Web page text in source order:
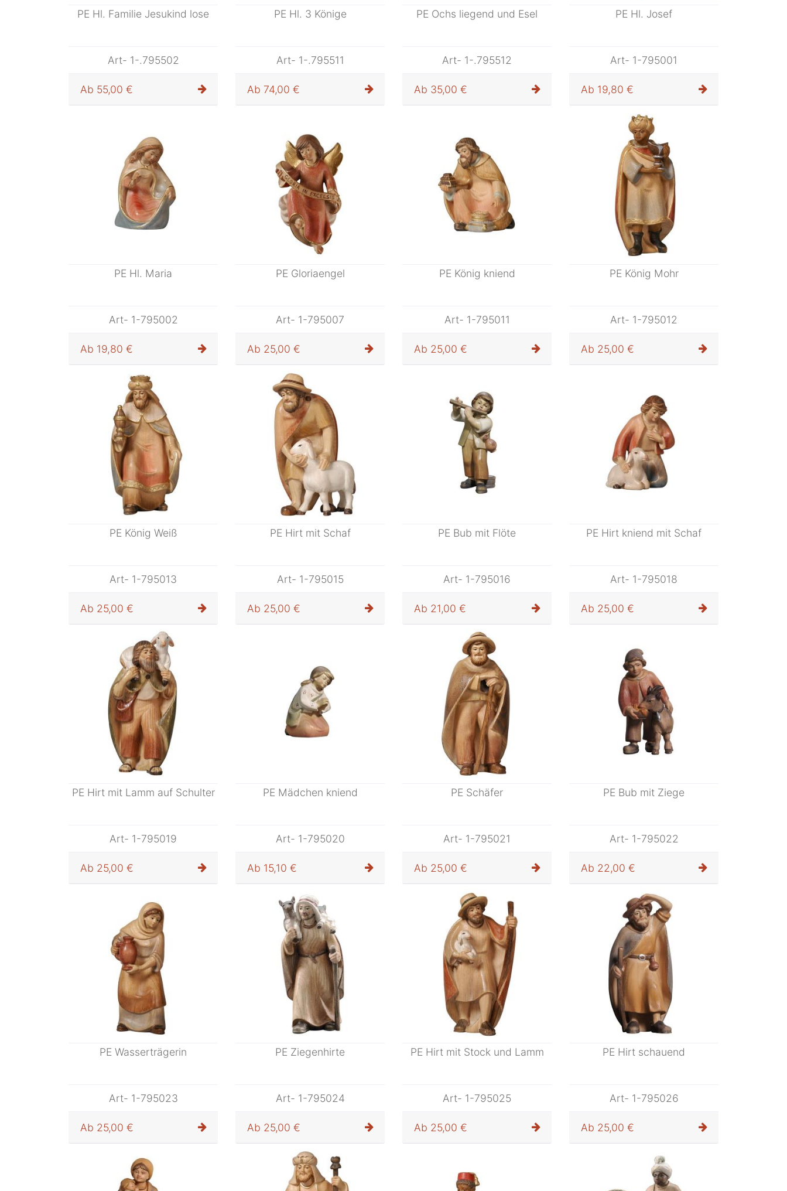
PE Hl. Familie Jesukind lose
Art- 1-.795502
Ab 55,00 €
PE Hl. 3 Könige
Art- 1-.795511
Ab 74,00 €
PE Ochs liegend und Esel
Art- 1-.795512
Ab 35,00 €
PE Hl. Josef
Art- 1-795001
Ab 19,80 €
PE Hl. Maria
Art- 1-795002
Ab 19,80 €
PE Gloriaengel
Art- 1-795007
Ab 25,00 €
PE König kniend
Art- 1-795011
Ab 25,00 €
PE König Mohr
Art- 1-795012
Ab 25,00 €
PE König Weiß
Art- 1-795013
Ab 25,00 €
PE Hirt mit Schaf
Art- 1-795015
Ab 25,00 €
PE Bub mit Flöte
Art- 1-795016
Ab 21,00 €
PE Hirt kniend mit Schaf
Art- 1-795018
Ab 25,00 €
PE Hirt mit Lamm auf Schulter
Art- 1-795019
Ab 25,00 €
PE Mädchen kniend
Art- 1-795020
Ab 15,10 €
PE Schäfer
Art- 1-795021
Ab 25,00 €
PE Bub mit Ziege
Art- 1-795022
Ab 22,00 €
PE Wasserträgerin
Art- 1-795023
Ab 25,00 €
PE Ziegenhirte
Art- 1-795024
Ab 25,00 €
PE Hirt mit Stock und Lamm
Art- 1-795025
Ab 25,00 €
PE Hirt schauend
Art- 1-795026
Ab 25,00 €